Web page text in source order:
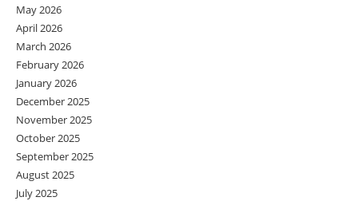
May 2026
April 2026
March 2026
February 2026
January 2026
December 2025
November 2025
October 2025
September 2025
August 2025
July 2025